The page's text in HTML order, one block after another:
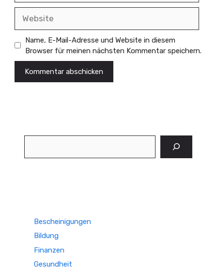
Name, E-Mail-Adresse und Website in diesem
Browser für meinen nächsten Kommentar speichern.
Bescheinigungen
Bildung
Finanzen
Gesundheit